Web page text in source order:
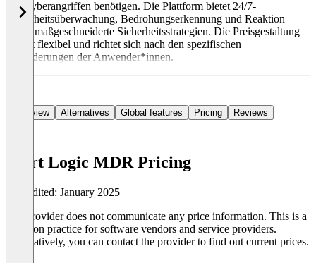
vor Cyberangriffen benötigen. Die Plattform bietet 24/7-
Sicherheitsüberwachung, Bedrohungserkennung und Reaktion
sowie maßgeschneiderte Sicherheitsstrategien. Die Preisgestaltung
erfolgt flexibel und richtet sich nach den spezifischen
Anforderungen der Anwender*innen.
Overview Alternatives Global features Pricing Reviews
Alert Logic MDR Pricing
Last edited: January 2025
The provider does not communicate any price information. This is a
common practice for software vendors and service providers.
Alternatively, you can contact the provider to find out current prices.